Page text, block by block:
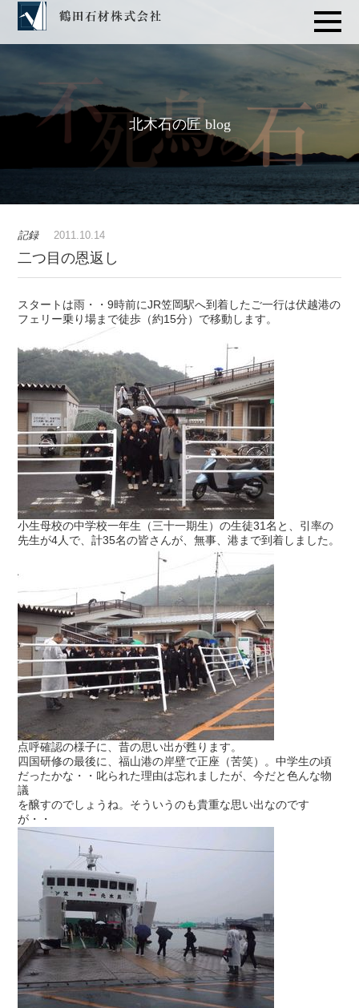
北木石の匠 blog
記録 2011.10.14
二つ目の恩返し
スタートは雨・・9時前にJR笠岡駅へ到着したご一行は伏越港の
フェリー乗り場まで徒歩（約15分）で移動します。
小生母校の中学校一年生（三十一期生）の生徒31名と、引率の
先生が4人で、計35名の皆さんが、無事、港まで到着しました。
点呼確認の様子に、昔の思い出が甦ります。
四国研修の最後に、福山港の岸壁で正座（苦笑）。中学生の頃
だったかな・・叱られた理由は忘れましたが、今だと色んな物
議
を醸すのでしょうね。そういうのも貴重な思い出なのです
が・・